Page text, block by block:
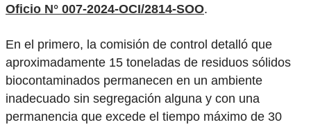
Oficio N° 007-2024-OCI/2814-SOO.
En el primero, la comisión de control detalló que
aproximadamente 15 toneladas de residuos sólidos
biocontaminados permanecen en un ambiente
inadecuado sin segregación alguna y con una
permanencia que excede el tiempo máximo de 30